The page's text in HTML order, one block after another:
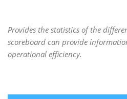
Provides the statistics of the
scoreboard can provide
operational efficiency.